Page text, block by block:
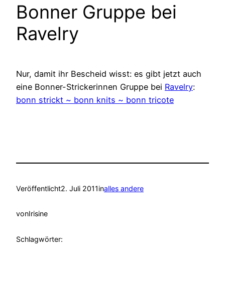
Bonner Gruppe bei
Ravelry
Nur, damit ihr Bescheid wisst: es gibt jetzt auch
eine Bonner-Strickerinnen Gruppe bei Ravelry:
bonn strickt ~ bonn knits ~ bonn tricote
Veröffentlicht2. Juli 2011inalles andere
vonIrisine
Schlagwörter: